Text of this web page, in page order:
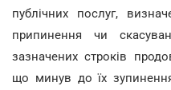
публічних послуг,
припинення чи
зазначених строків
що минув до їх